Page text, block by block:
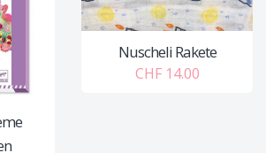
Nuscheli Rakete
CHF 14.00